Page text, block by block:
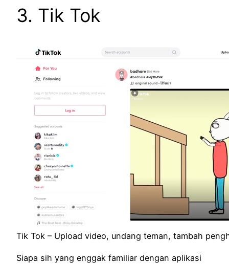
3. Tik Tok
Tik Tok – Upload video, undang teman, tambah
Siapa sih yang enggak familiar dengan aplikasi